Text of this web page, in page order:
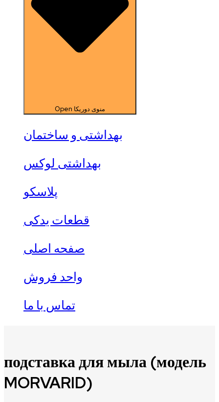
Open منوی دوریکا
بهداشتی و ساختمان
بهداشتی لوکس
پلاسکو
قطعات یدکی
صفحه اصلی
واحد فروش
تماس با ما
подставка для мыла (модель
MORVARID)